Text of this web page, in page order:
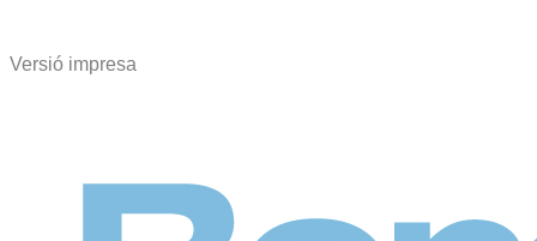
Versió impresa